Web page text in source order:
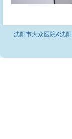
沈阳市大众医院&沈